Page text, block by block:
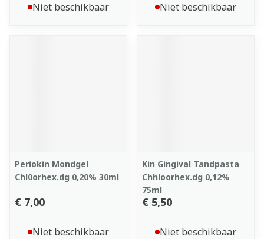
Niet beschikbaar Niet beschikbaar
Periokin Mondgel
Chl0orhex.dg 0,20% 30ml
€ 7,00
Niet beschikbaar
Kin Gingival Tandpasta
Chhloorhex.dg 0,12%
75ml
€ 5,50
Niet beschikbaar